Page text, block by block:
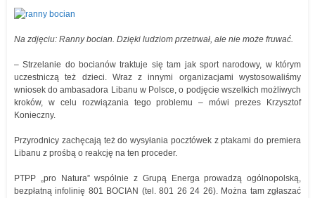
Na zdjęciu: Ranny bocian. Dzięki ludziom przetrwał, ale nie może fruwać.
– Strzelanie do bocianów traktuje się tam jak sport narodowy, w którym
uczestniczą też dzieci. Wraz z innymi organizacjami wystosowaliśmy
wniosek do ambasadora Libanu w Polsce, o podjęcie wszelkich możliwych
kroków, w celu rozwiązania tego problemu – mówi prezes Krzysztof
Konieczny.
Przyrodnicy zachęcają też do wysyłania pocztówek z ptakami do premiera
Libanu z prośbą o reakcję na ten proceder.
PTPP „pro Natura” wspólnie z Grupą Energa prowadzą ogólnopolską,
bezpłatną infolinię 801 BOCIAN (tel. 801 26 24 26). Można tam zgłaszać